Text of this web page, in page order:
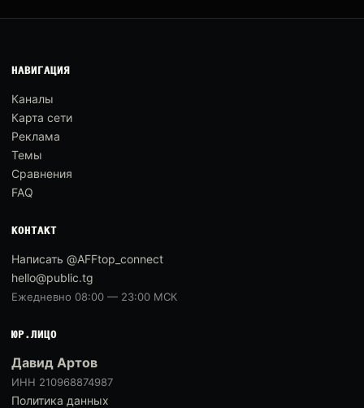
НАВИГАЦИЯ
Каналы
Карта сети
Реклама
Темы
Сравнения
FAQ
КОНТАКТ
Написать @AFFtop_connect
hello@public.tg
Ежедневно 08:00 — 23:00 МСК
ЮР.ЛИЦО
Давид Артов
ИНН 210968874987
Политика данных